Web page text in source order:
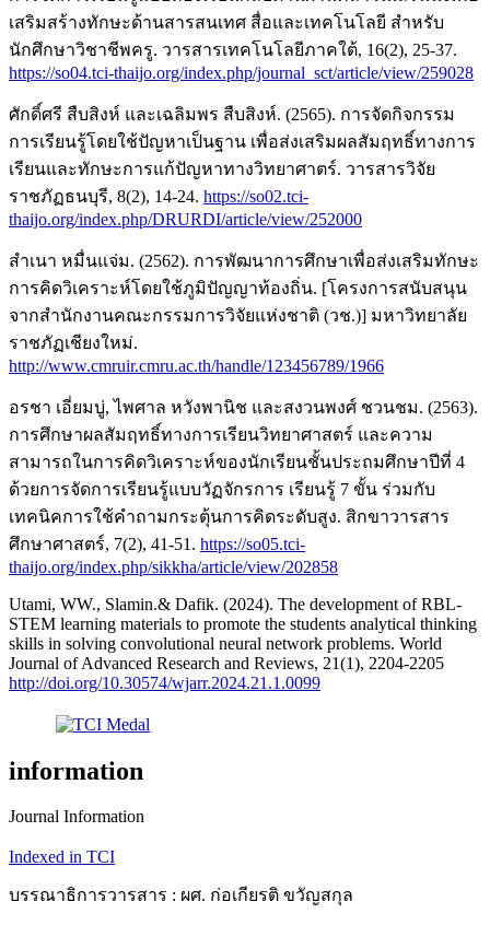
เสริมสร้างทักษะด้านสารสนเทศ สื่อและเทคโนโลยี สำหรับ
นักศึกษาวิชาชีพครู. วารสารเทคโนโลยีภาคใต้, 16(2), 25-37.
https://so04.tci-thaijo.org/index.php/journal_sct/article/view/259028
ศักดิ์ศรี สืบสิงห์ และเฉลิมพร สืบสิงห์. (2565). การจัดกิจกรรม
การเรียนรู้โดยใช้ปัญหาเป็นฐาน เพื่อส่งเสริมผลสัมฤทธิ์ทางการ
เรียนและทักษะการแก้ปัญหาทางวิทยาศาตร์. วารสารวิจัย
ราชภัฏธนบุรี, 8(2), 14-24. https://so02.tci-
thaijo.org/index.php/DRURDI/article/view/252000
สำเนา หมื่นแจ่ม. (2562). การพัฒนาการศึกษาเพื่อส่งเสริมทักษะ
การคิดวิเคราะห์โดยใช้ภูมิปัญญาท้องถิ่น. [โครงการสนับสนุน
จากสำนักงานคณะกรรมการวิจัยแห่งชาติ (วช.)] มหาวิทยาลัย
ราชภัฏเชียงใหม่.
http://www.cmruir.cmru.ac.th/handle/123456789/1966
อรชา เอี่ยมบู่, ไพศาล หวังพานิช และสงวนพงศ์ ชวนชม. (2563).
การศึกษาผลสัมฤทธิ์ทางการเรียนวิทยาศาสตร์ และความ
สามารถในการคิดวิเคราะห์ของนักเรียนชั้นประถมศึกษาปีที่ 4
ด้วยการจัดการเรียนรู้แบบวัฏจักรการ เรียนรู้ 7 ขั้น ร่วมกับ
เทคนิคการใช้คำถามกระตุ้นการคิดระดับสูง. สิกขาวารสาร
ศึกษาศาสตร์, 7(2), 41-51. https://so05.tci-
thaijo.org/index.php/sikkha/article/view/202858
Utami, WW., Slamin.& Dafik. (2024). The development of RBL-
STEM learning materials to promote the students analytical thinking
skills in solving convolutional neural network problems. World
Journal of Advanced Research and Reviews, 21(1), 2204-2205
http://doi.org/10.30574/wjarr.2024.21.1.0099
information
Journal Information
Indexed in TCI
บรรณาธิการวารสาร : ผศ. ก่อเกียรติ ขวัญสกุล